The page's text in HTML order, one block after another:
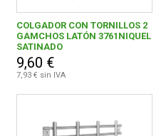
COLGADOR CON TORNILLOS 2
GAMCHOS LATÓN 3761NIQUEL
SATINADO
9,60 €
7,93 € sin IVA